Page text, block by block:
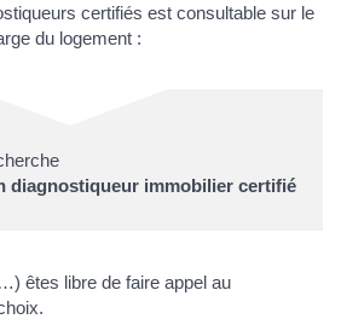
certifiés est consultable sur le
du logement :
diagnostiqueur immobilier certifié
êtes libre de faire appel au